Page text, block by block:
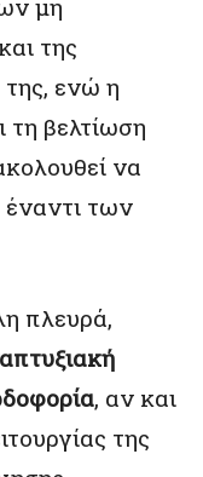
μη
της
της, ενώ η
τη βελτίωση
να
έναντι των
πλευρά,
, αν και
της